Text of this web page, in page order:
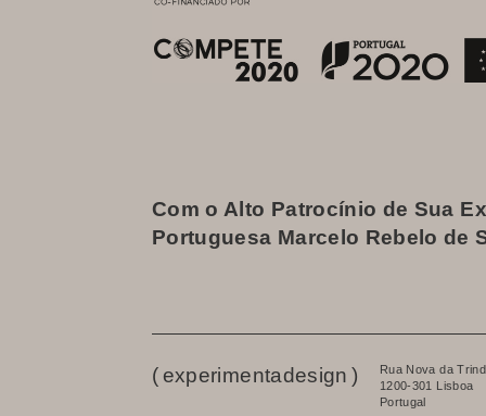
Com o Alto Patrocínio de Sua
Portuguesa Marcelo Rebelo de
( experimentadesign )
Rua Nova da
1200-301 Lisboa
Portugal